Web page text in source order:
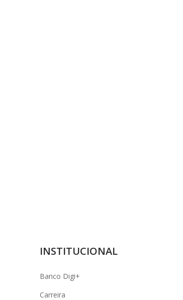
INSTITUCIONAL
Banco Digi+
Carreira